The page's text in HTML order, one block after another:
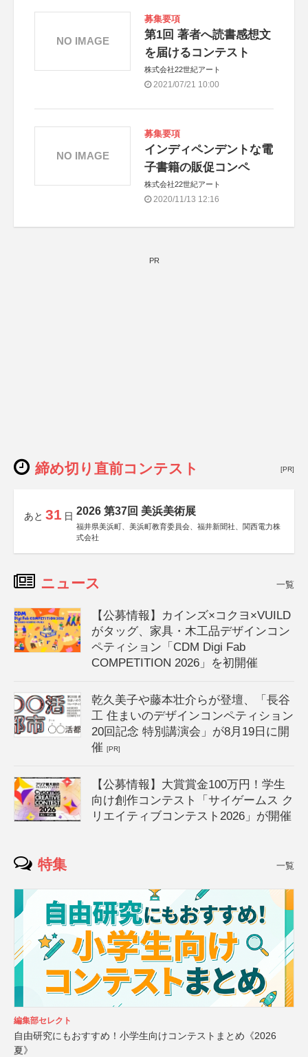
募集要項
第1回 著者へ読書感想文
を届けるコンテスト
株式会社22世紀アート
2021/07/21 10:00
NO IMAGE
募集要項
インディペンデントな電
子書籍の販促コンペ
株式会社22世紀アート
2020/11/13 12:16
NO IMAGE
PR
締め切り直前コンテスト [PR]
あと 31 日 2026 第37回 美浜美術展
福井県美浜町、美浜町教育委員会、福井新聞社、関西電力株
式会社
ニュース 一覧
【公募情報】カインズ×コクヨ×VUILD
がタッグ、家具・木工品デザインコン
ペティション「CDM Digi Fab
COMPETITION 2026」を初開催
乾久美子や藤本壮介らが登壇、「長谷
工 住まいのデザインコンペティション
20回記念 特別講演会」が8月19日に開
催[PR]
【公募情報】大賞賞金100万円！学生
向け創作コンテスト「サイゲームス ク
リエイティブコンテスト2026」が開催
特集 一覧
編集部セレクト
自由研究にもおすすめ！小学生向けコンテストまとめ《2026
夏》